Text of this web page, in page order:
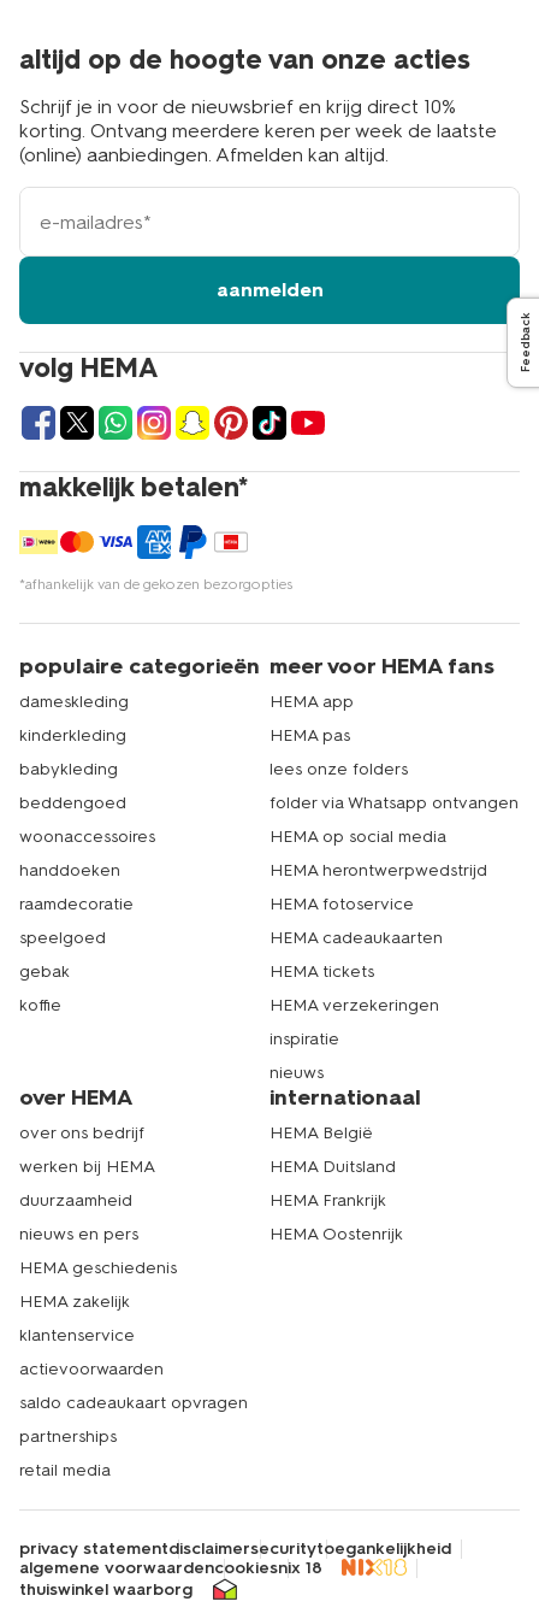
volg HEMA
makkelijk betalen*
*afhankelijk van de gekozen bezorgopties
altijd op de hoogte van onze acties
Schrijf je in voor de nieuwsbrief en krijg direct 10%
korting. Ontvang meerdere keren per week de laatste
(online) aanbiedingen. Afmelden kan altijd.
e-
mailadres
aanmelden
populaire categorieën
dameskleding
kinderkleding
babykleding
beddengoed
woonaccessoires
handdoeken
raamdecoratie
speelgoed
gebak
koffie
meer voor HEMA fans
HEMA app
HEMA pas
lees onze folders
folder via Whatsapp ontvangen
HEMA op social media
HEMA herontwerpwedstrijd
HEMA fotoservice
HEMA cadeaukaarten
HEMA tickets
HEMA verzekeringen
inspiratie
nieuws
over HEMA
over ons bedrijf
werken bij HEMA
duurzaamheid
nieuws en pers
HEMA geschiedenis
HEMA zakelijk
klantenservice
actievoorwaarden
saldo cadeaukaart opvragen
partnerships
retail media
internationaal
HEMA België
HEMA Duitsland
HEMA Frankrijk
HEMA Oostenrijk
privacy statementdisclaimersecuritytoegankelijkheid
algemene voorwaardencookiesnix 18
thuiswinkel waarborg
Feedback